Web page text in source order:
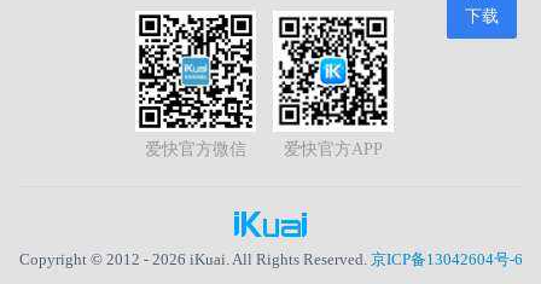
爱快官方微信 爱快官方APP
Copyright © 2012 - 2026 iKuai. All Rights Reserved. 京ICP备13042604号-6
下载